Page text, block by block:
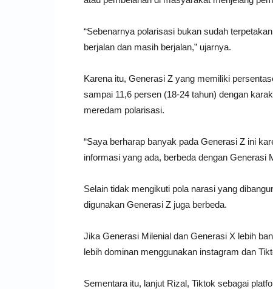
“Sebenarnya polarisasi bukan sudah
berjalan dan masih berjalan,” ujarnya.
Karena itu, Generasi Z yang memiliki
sampai 11,6 persen (18-24 tahun) dengan
meredam polarisasi.
“Saya berharap banyak pada Generasi Z ini
informasi yang ada, berbeda dengan Generasi
Selain tidak mengikuti pola narasi yang
digunakan Generasi Z juga berbeda.
Jika Generasi Milenial dan Generasi X lebih
lebih dominan menggunakan instagram dan
Sementara itu, lanjut Rizal, Tiktok sebagai